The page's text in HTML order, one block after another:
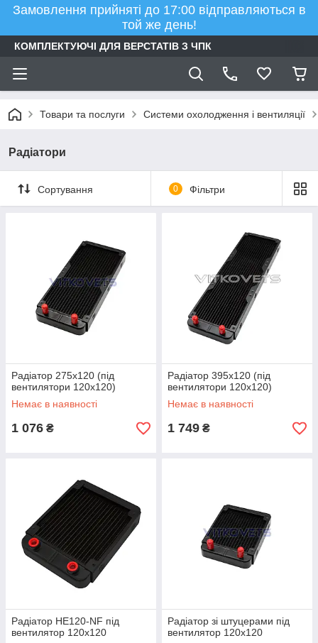
Замовлення прийняті до 17:00 відправляються в
той же день!
КОМПЛЕКТУЮЧІ ДЛЯ ВЕРСТАТІВ З ЧПК
Товари та послуги Системи охолодження і вентиляції
Радіатори
Сортування 0 Фільтри
Радіатор 275х120 (під
вентилятори 120х120)
Немає в наявності
1 076 ₴
Радіатор 395х120 (під
вентилятори 120х120)
Немає в наявності
1 749 ₴
Радіатор HE120-NF під
вентилятор 120х120
Радіатор зі штуцерами під
вентилятор 120х120